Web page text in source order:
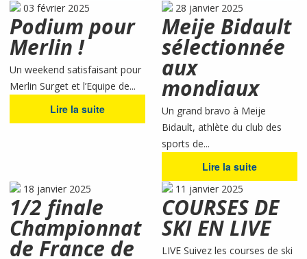
03 février 2025
Podium pour
Merlin !
Un weekend satisfaisant pour
Merlin Surget et l’Equipe de...
Lire la suite
28 janvier 2025
Meije Bidault
sélectionnée
aux
mondiaux
Un grand bravo à Meije
Bidault, athlète du club des
sports de...
Lire la suite
18 janvier 2025
1/2 finale
Championnat
de France de
11 janvier 2025
COURSES DE
SKI EN LIVE
LIVE Suivez les courses de ski